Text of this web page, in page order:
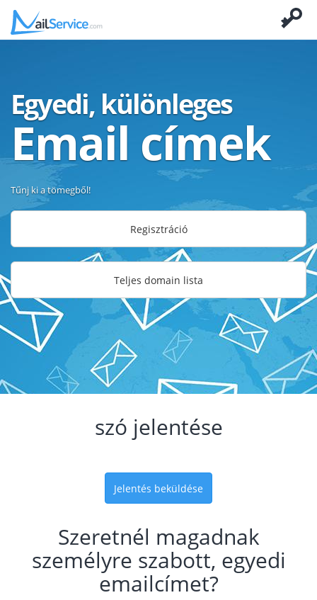
Egyedi, különleges
Email címek
Tűnj ki a tömegből!
Regisztráció
Teljes domain lista
szó jelentése
Jelentés beküldése
Szeretnél magadnak
személyre szabott, egyedi
emailcímet?